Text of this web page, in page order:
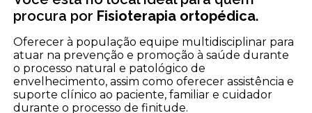
procura por Fisioterapia ortopédica.
Oferecer à população equipe multidisciplinar para
atuar na prevenção e promoção à saúde durante
o processo natural e patológico de
envelhecimento, assim como oferecer assistência e
suporte clínico ao paciente, familiar e cuidador
durante o processo de finitude.